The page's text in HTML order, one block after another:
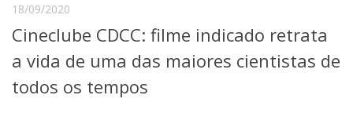
Segurança, Trânsito e Prevenção
RH, Administrativo e Financeiro
Assessorias e Mídias
18/09/2020
Cineclube CDCC: filme indicado retrata
a vida de uma das maiores cientistas de
todos os tempos